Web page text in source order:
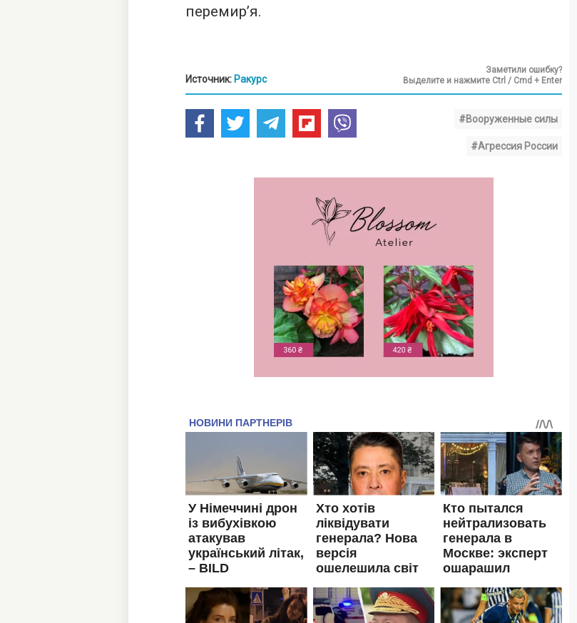
перемир’я.
Источник: Ракурс
Заметили ошибку?
Выделите и нажмите Ctrl / Cmd + Enter
#Вооруженные силы
#Агрессия России